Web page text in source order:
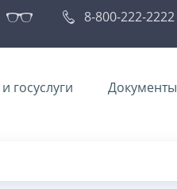
8-800-222-2222
госуслуги Документы